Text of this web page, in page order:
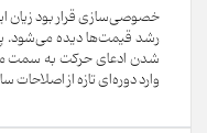
خصوصی‌سازی قرار بود زیان
رشد قیمت‌ها دیده می‌شود.
شدن ادعای حرکت به سمت
وارد دوره‌ای تازه از اصلاحات